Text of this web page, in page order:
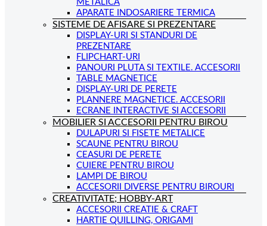
METALICA
APARATE INDOSARIERE TERMICA
SISTEME DE AFISARE SI PREZENTARE
DISPLAY-URI SI STANDURI DE
PREZENTARE
FLIPCHART-URI
PANOURI PLUTA SI TEXTILE. ACCESORII
TABLE MAGNETICE
DISPLAY-URI DE PERETE
PLANNERE MAGNETICE. ACCESORII
ECRANE INTERACTIVE SI ACCESORII
MOBILIER SI ACCESORII PENTRU BIROU
DULAPURI SI FISETE METALICE
SCAUNE PENTRU BIROU
CEASURI DE PERETE
CUIERE PENTRU BIROU
LAMPI DE BIROU
ACCESORII DIVERSE PENTRU BIROURI
CREATIVITATE; HOBBY-ART
ACCESORII CREATIE & CRAFT
HARTIE QUILLING, ORIGAMI